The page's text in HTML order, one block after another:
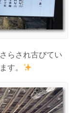
らされ古びてい
す。